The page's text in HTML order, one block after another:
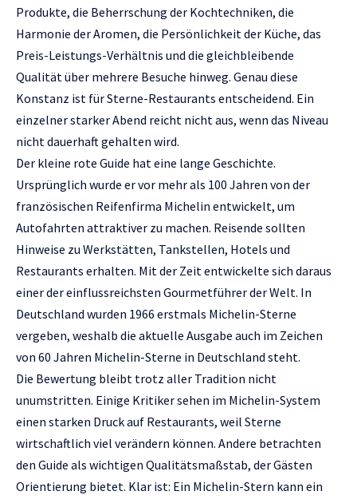
Produkte, die Beherrschung der Kochtechniken, die
Harmonie der Aromen, die Persönlichkeit der Küche, das
Preis-Leistungs-Verhältnis und die gleichbleibende
Qualität über mehrere Besuche hinweg. Genau diese
Konstanz ist für Sterne-Restaurants entscheidend. Ein
einzelner starker Abend reicht nicht aus, wenn das Niveau
nicht dauerhaft gehalten wird.
Der kleine rote Guide hat eine lange Geschichte.
Ursprünglich wurde er vor mehr als 100 Jahren von der
französischen Reifenfirma Michelin entwickelt, um
Autofahrten attraktiver zu machen. Reisende sollten
Hinweise zu Werkstätten, Tankstellen, Hotels und
Restaurants erhalten. Mit der Zeit entwickelte sich daraus
einer der einflussreichsten Gourmetführer der Welt. In
Deutschland wurden 1966 erstmals Michelin-Sterne
vergeben, weshalb die aktuelle Ausgabe auch im Zeichen
von 60 Jahren Michelin-Sterne in Deutschland steht.
Die Bewertung bleibt trotz aller Tradition nicht
unumstritten. Einige Kritiker sehen im Michelin-System
einen starken Druck auf Restaurants, weil Sterne
wirtschaftlich viel verändern können. Andere betrachten
den Guide als wichtigen Qualitätsmaßstab, der Gästen
Orientierung bietet. Klar ist: Ein Michelin-Stern kann ein